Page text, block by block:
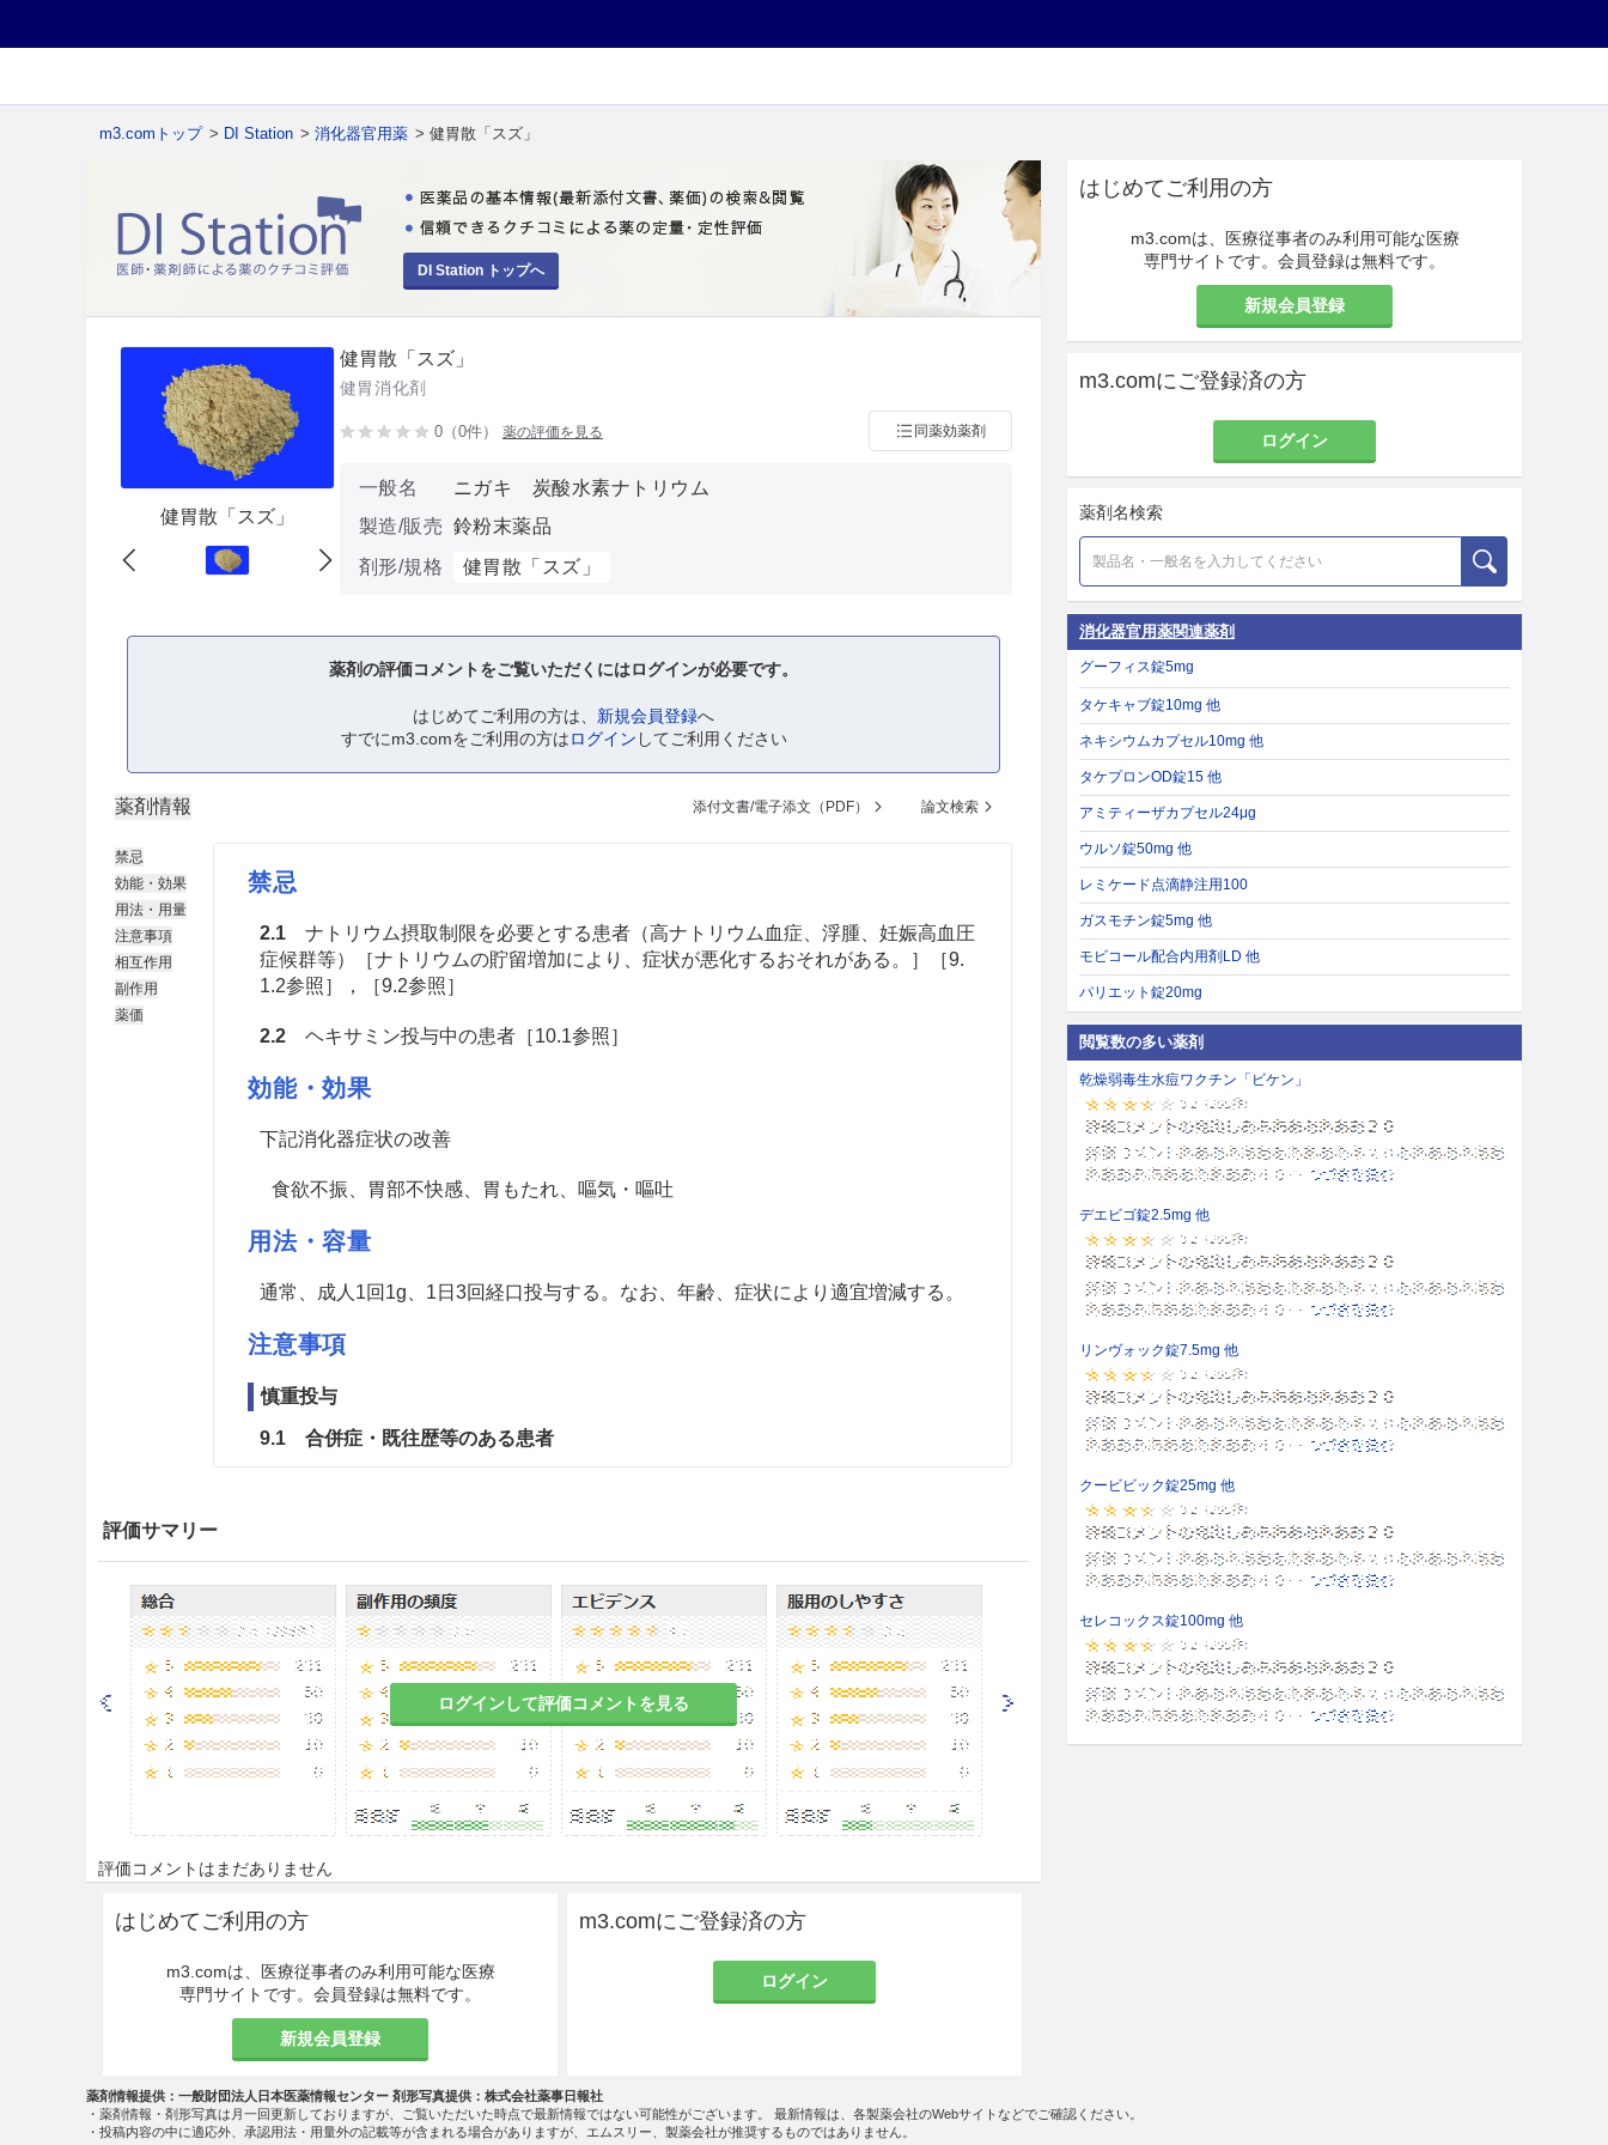
m3.comトップ > DI Station > 消化器官用薬 > 健胃散「スズ」
DI Station トップへ
健胃散「スズ」
健胃散「スズ」
健胃消化剤
0（0件） 薬の評価を見る 同薬効薬剤
一般名
ニガキ 炭酸水素ナトリウム
製造/販売 鈴粉末薬品
剤形/規格
健胃散「スズ」
薬剤の評価コメントをご覧いただくにはログインが必要です。
はじめてご利用の方は、 新規会員登録へ
すでにm3.comをご利用の方はログイン してご利用ください
薬剤情報 添付文書/電子添文（PDF） 論文検索
禁忌
効能・効果
用法・用量
注意事項
相互作用
副作用
薬価
禁忌
2.1ナトリウム摂取制限を必要とする患者（高ナトリウム血症、浮腫、妊娠高血圧
症候群等）［ナトリウムの貯留増加により、症状が悪化するおそれがある。］［9.
1.2参照］，［9.2参照］
2.2ヘキサミン投与中の患者［10.1参照］
効能・効果
下記消化器症状の改善
食欲不振、胃部不快感、胃もたれ、嘔気・嘔吐
用法・容量
通常、成人1回1g、1日3回経口投与する。なお、年齢、症状により適宜増減する。
注意事項
慎重投与
9.1 合併症・既往歴等のある患者
9.1.2 心不全の患者、高血圧症の患者
ナトリウム過剰により、これらの症状が悪化するおそれがある。［2.1参照］
9.1.3 肺機能障害のある患者
呼吸性アルカローシスになるおそれがある。
9.1.4 低クロル性アルカローシス等の電解質失調の患者
症状が悪化するおそれがある。
9.5 妊婦
妊婦又は妊娠している可能性のある女性には、治療上の有益性が危険性を上回る
と判断される場合にのみ投与すること。
9.6 授乳婦
評価サマリー
ログインして評価コメントを見る
評価コメントはまだありません
はじめてご利用の方
m3.comは、医療従事者のみ利用可能な医療
専門サイトです。会員登録は無料です。
新規会員登録
m3.comにご登録済の方
ログイン
はじめてご利用の方
m3.comは、医療従事者のみ利用可能な医療
専門サイトです。会員登録は無料です。
新規会員登録
m3.comにご登録済の方
ログイン
薬剤名検索
消化器官用薬関連薬剤
グーフィス錠5mg
タケキャブ錠10mg 他
ネキシウムカプセル10mg 他
タケプロンOD錠15 他
アミティーザカプセル24μg
ウルソ錠50mg 他
レミケード点滴静注用100
ガスモチン錠5mg 他
モビコール配合内用剤LD 他
パリエット錠20mg
閲覧数の多い薬剤
乾燥弱毒生水痘ワクチン「ビケン」
デエビゴ錠2.5mg 他
リンヴォック錠7.5mg 他
クービビック錠25mg 他
セレコックス錠100mg 他
薬剤情報提供：一般財団法人日本医薬情報センター 剤形写真提供：株式会社薬事日報社
・薬剤情報・剤形写真は月一回更新しておりますが、ご覧いただいた時点で最新情報ではない可能性がございます。 最新情報は、各製薬会社のWebサイトなどでご確認ください。
・投稿内容の中に適応外、承認用法・用量外の記載等が含まれる場合がありますが、エムスリー、製薬会社が推奨するものではありません。